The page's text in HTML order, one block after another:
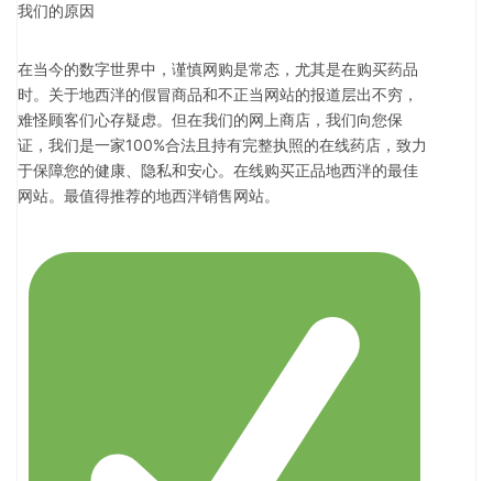
我们的原因
在当今的数字世界中，谨慎网购是常态，尤其是在购买药品
时。关于地西泮的假冒商品和不正当网站的报道层出不穷，
难怪顾客们心存疑虑。但在我们的网上商店，我们向您保
证，我们是一家100%合法且持有完整执照的在线药店，致力
于保障您的健康、隐私和安心。在线购买正品地西泮的最佳
网站。最值得推荐的地西泮销售网站。